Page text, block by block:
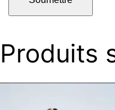
Produits